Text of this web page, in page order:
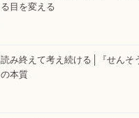
る目を変える
読み終えて考え続ける│『せんそ
の本質